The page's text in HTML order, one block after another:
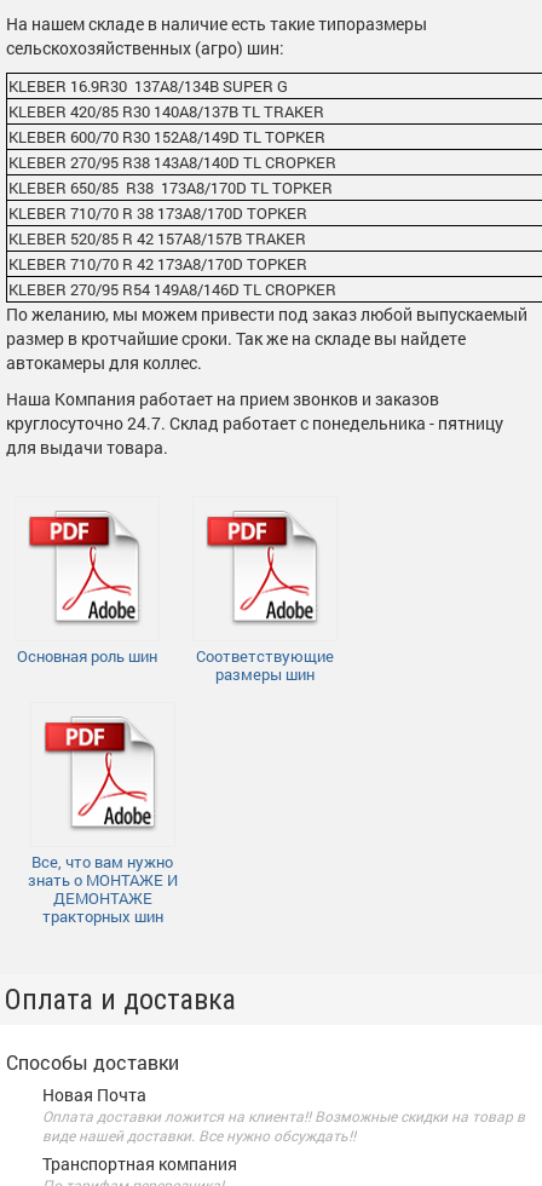
На нашем складе в наличие есть такие типоразмеры
сельскохозяйственных (агро) шин:
KLEBER 16.9R30 137A8/134B SUPER G
KLEBER 420/85 R30 140A8/137B TL TRAKER
KLEBER 600/70 R30 152A8/149D TL TOPKER
KLEBER 270/95 R38 143A8/140D TL CROPKER
KLEBER 650/85 R38 173А8/170D TL TOPKER
KLEBER 710/70 R 38 173A8/170D TOPKER
KLEBER 520/85 R 42 157A8/157B TRAKER
KLEBER 710/70 R 42 173A8/170D TOPKER
KLEBER 270/95 R54 149A8/146D TL CROPKER
По желанию, мы можем привести под заказ любой выпускаемый
размер в кротчайшие сроки. Так же на складе вы найдете
автокамеры для коллес.
Наша Компания работает на прием звонков и заказов
круглосуточно 24.7. Склад работает с понедельника - пятницу
для выдачи товара.
Основная роль шин
Соответствующие
размеры шин
Все, что вам нужно
знать о МОНТАЖЕ И
ДЕМОНТАЖЕ
тракторных шин
Оплата и доставка
Способы доставки
Новая Почта
Оплата доставки ложится на клиента!! Возможные скидки на товар в
виде нашей доставки. Все нужно обсуждать!!
Транспортная компания